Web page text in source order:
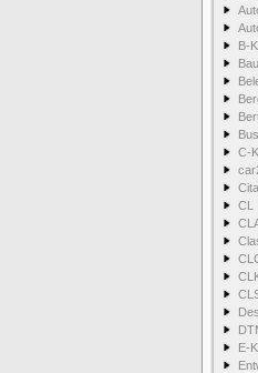
B-
Bus
C-
CL
E-